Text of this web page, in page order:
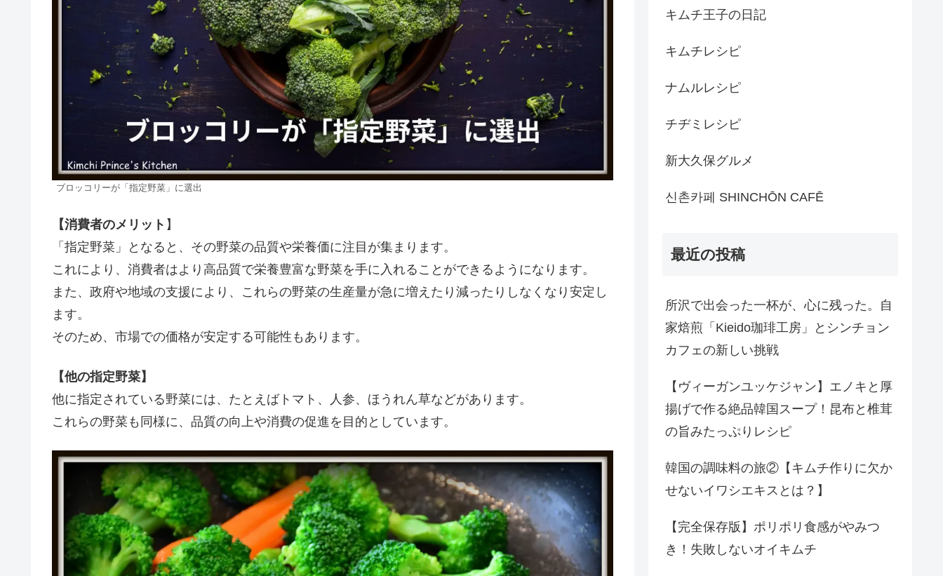
ブロッコリーが「指定野菜」に選出
【消費者のメリット 】
「指定野菜」となると、その野菜の品質や栄養価に注目が集まります。
これにより、消費者はより高品質で栄養豊富な野菜を手に入れることができるようになります。
また、政府や地域の支援により、これらの野菜の生産量が急に増えたり減ったりしなくなり安定し
ます。
そのため、市場での価格が安定する可能性もあります。
【他の指定野菜】
他に指定されている野菜には、たとえばトマト、人参、ほうれん草などがあります。
これらの野菜も同様に、品質の向上や消費の促進を目的としています。
キムチ王子の日記
キムチレシピ
ナムルレシピ
チヂミレシピ
新大久保グルメ
신촌카페 SHINCHŌN CAFĒ
最近の投稿
所沢で出会った一杯が、心に残った。自
家焙煎「Kieido珈琲工房」とシンチョン
カフェの新しい挑戦
【ヴィーガンユッケジャン】エノキと厚
揚げで作る絶品韓国スープ！昆布と椎茸
の旨みたっぷりレシピ
韓国の調味料の旅②【キムチ作りに欠か
せないイワシエキスとは？】
【完全保存版】ポリポリ食感がやみつ
き！失敗しないオイキムチ